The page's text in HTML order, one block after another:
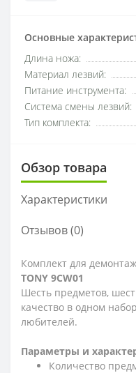
Основные
Длина ножа:
Материал лезвий:
Питание инструмента:
Система смены лезвий:
Тип комплекта:
Обзор товара
Характеристики
Отзывов (0)
Комплект для
TONY 9CW01
Шесть предметов,
качество в одном
любителей.
Параметры и
Количество